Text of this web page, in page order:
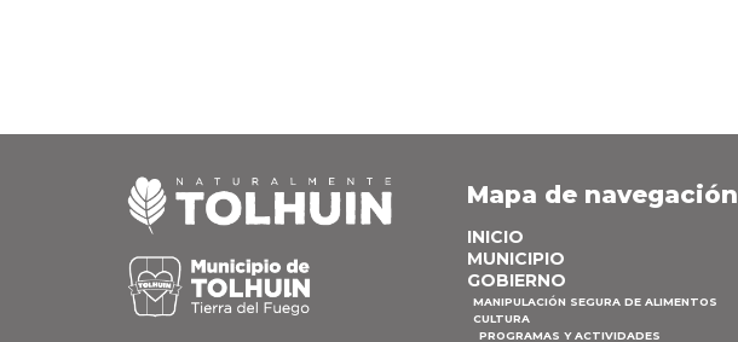
Mapa de navegación
INICIO
MUNICIPIO
GOBIERNO
MANIPULACIÓN SEGURA DE ALIMENTOS
CULTURA
PROGRAMAS Y ACTIVIDADES